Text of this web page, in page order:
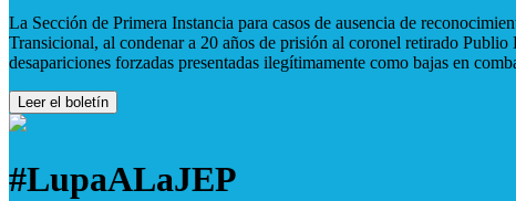
La Sección de Primera Instancia para casos de ausencia de
Transicional, al condenar a 20 años de prisión al coronel retirado
desapariciones forzadas presentadas ilegítimamente como bajas en
Leer el boletín
#LupaALaJEP